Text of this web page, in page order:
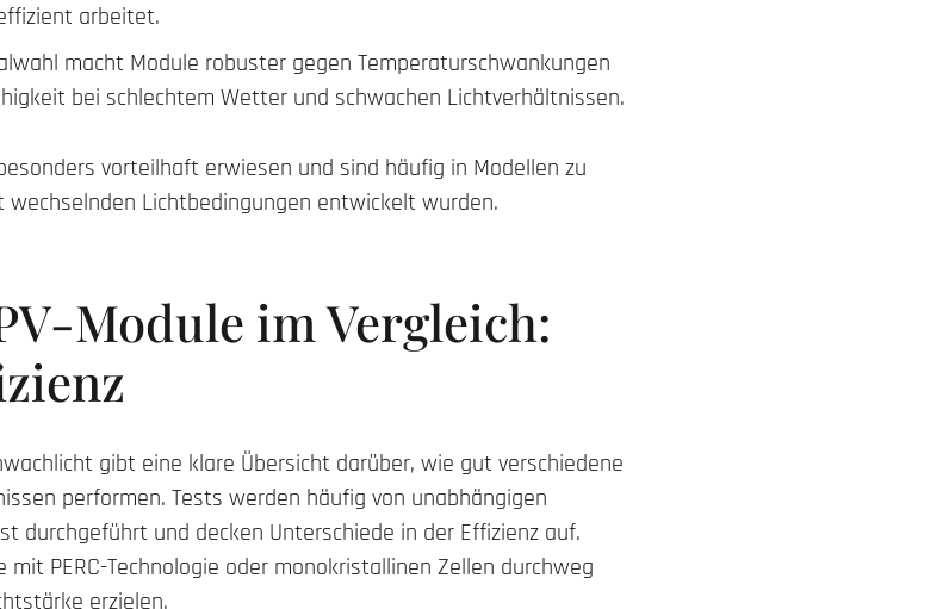
arbeitet.
macht Module robuster gegen Temperaturschwankungen
bei schlechtem Wetter und schwachen Lichtverhältnissen.
vorteilhaft erwiesen und sind häufig in Modellen zu
Lichtbedingungen entwickelt wurden.
Module im Vergleich:
gibt eine klare Übersicht darüber, wie gut verschiedene
performen. Tests werden häufig von unabhängigen
durchgeführt und decken Unterschiede in der Effizienz auf.
PERC-Technologie oder monokristallinen Zellen durchweg
erzielen.